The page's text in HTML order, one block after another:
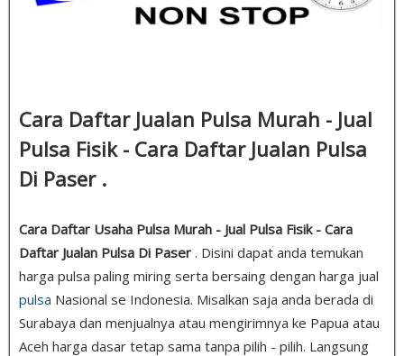
Cara Daftar Jualan Pulsa Murah - Jual
Pulsa Fisik - Cara Daftar Jualan Pulsa
Di Paser .
Cara Daftar Usaha Pulsa Murah - Jual Pulsa Fisik - Cara
Daftar Jualan Pulsa Di Paser . Disini dapat anda temukan
harga pulsa paling miring serta bersaing dengan harga jual
pulsa Nasional se Indonesia. Misalkan saja anda berada di
Surabaya dan menjualnya atau mengirimnya ke Papua atau
Aceh harga dasar tetap sama tanpa pilih - pilih. Langsung